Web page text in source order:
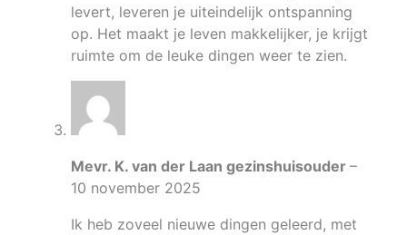
levert, leveren je uiteindelijk ontspanning
op. Het maakt je leven makkelijker, je krijgt
ruimte om de leuke dingen weer te zien.
Mevr. K. van der Laan gezinshuisouder –
10 november 2025
Ik heb zoveel nieuwe dingen geleerd, met